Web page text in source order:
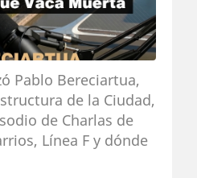
Pablo Bereciartua,
de la Ciudad,
de Charlas de
Línea F y dónde